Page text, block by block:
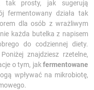
prosty, jak sugerują
fermentowany działa tak
dla osób z wrażliwym
każda butelka z napisem
do codziennej diety.
znajdziesz rzetelne,
o tym, jakfermentowane
wpływać na mikrobiotę,